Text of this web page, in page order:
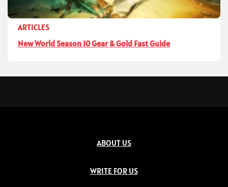
ARTICLES
New World Season 10 Gear & Gold Fast Guide
ABOUT US
WRITE FOR US